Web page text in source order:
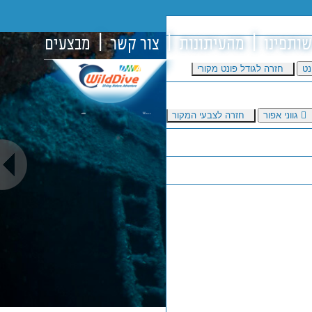
חזרה לגודל פונט מקורי
גווני אפור חזרה לצבעי המקור
שותפינו מהעיתונות צור קשר מבצעים